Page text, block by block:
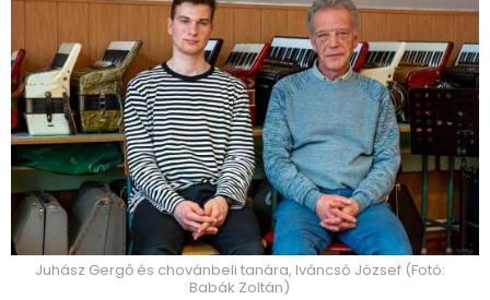
Juhász Gergő és chovánbeli tanára, Iváncsó József (Fotó:
Babák Zoltán)